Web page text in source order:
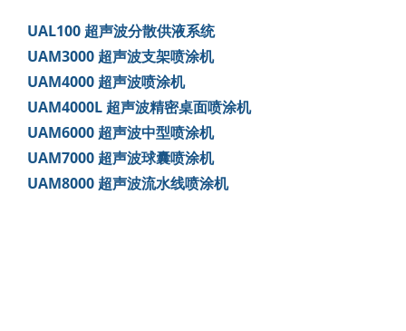
UAL100 超声波分散供液系统
UAM3000 超声波支架喷涂机
UAM4000 超声波喷涂机
UAM4000L 超声波精密桌面喷涂机
UAM6000 超声波中型喷涂机
UAM7000 超声波球囊喷涂机
UAM8000 超声波流水线喷涂机